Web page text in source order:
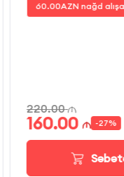
60.00AZN nağd
220.00
160.00 -27%